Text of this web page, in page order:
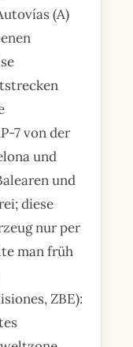
(A)
7 von der
und
und
diese
nur per
man früh
ZBE):